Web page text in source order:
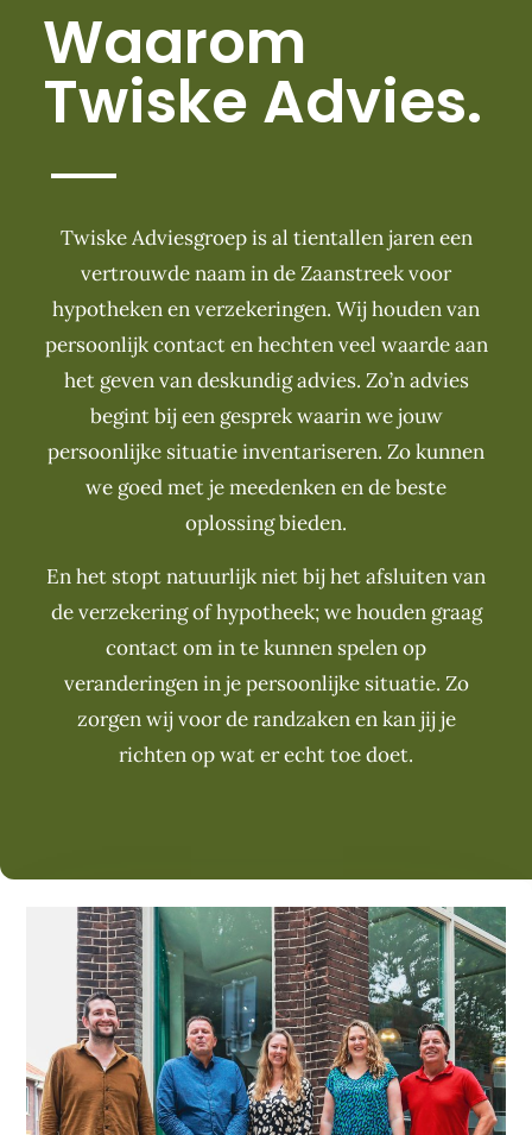
Waarom
Twiske Advies.
Twiske Adviesgroep is al tientallen jaren een
vertrouwde naam in de Zaanstreek voor
hypotheken en verzekeringen. Wij houden van
persoonlijk contact en hechten veel waarde aan
het geven van deskundig advies. Zo’n advies
begint bij een gesprek waarin we jouw
persoonlijke situatie inventariseren. Zo kunnen
we goed met je meedenken en de beste
oplossing bieden.
En het stopt natuurlijk niet bij het afsluiten van
de verzekering of hypotheek; we houden graag
contact om in te kunnen spelen op
veranderingen in je persoonlijke situatie. Zo
zorgen wij voor de randzaken en kan jij je
richten op wat er echt toe doet.